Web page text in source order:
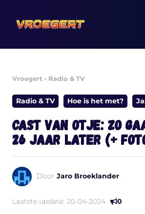
naar
inhoud
Vroegert » Radio & TV
Radio & TV Hoe is het met?
Cast van Otje: zo
26 jaar later (+
Door Jaro Broeklander
Laatste update: 20-04-2024 0